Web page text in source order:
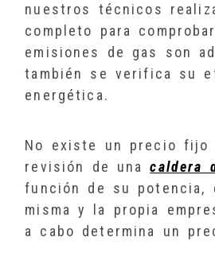
nuestros técnicos
completo para
emisiones de gas son
también se verifica su
energética.
No existe un precio fijo
revisión de unacaldera
función de su potencia,
misma y la propia
a cabo determina un